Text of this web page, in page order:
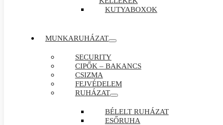
KUTYABOXOK
MUNKARUHÁZAT
SECURITY
CIPŐK – BAKANCS
CSIZMA
FEJVÉDELEM
RUHÁZAT
BÉLELT RUHÁZAT
ESŐRUHA